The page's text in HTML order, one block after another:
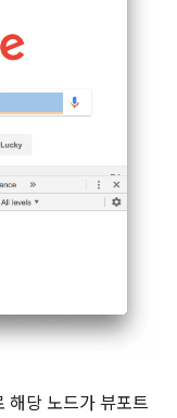
해당 노드가 뷰포트